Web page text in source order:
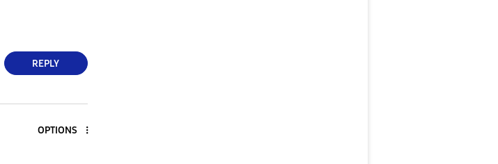
REPLY
OPTIONS